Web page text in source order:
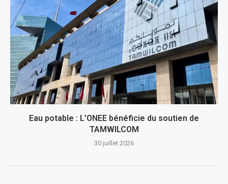
Eau potable : L’ONEE bénéficie du soutien de
TAMWILCOM
30 juillet 2026